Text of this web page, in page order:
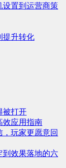
设置到运营商策
提升转化
被打开
效应用指南
玩家更愿意回
到效果落地的六